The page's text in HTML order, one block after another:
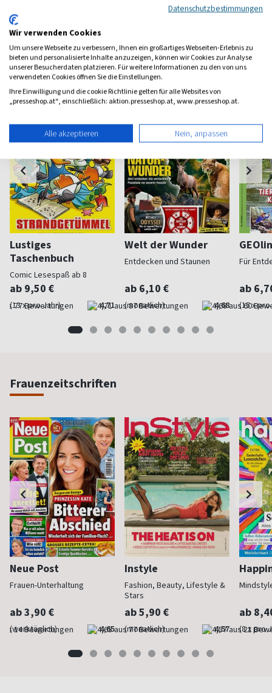
Weitere Kinder-Jugend-Magazine
Lustiges
Taschenbuch
Comic Lesespaß ab 8
ab 9,50 €
(13 x pro Jahr) 4,71
Welt der Wunder
Entdecken und Staunen
ab 6,10 €
(monatlich) 4,68
Für
ab
(15 x
Frauenzeitschriften
Neue Post
Frauen-Unterhaltung
ab 3,90 €
(werktäglich) 4,65
Instyle
Fashion, Beauty, Lifestyle &
Stars
ab 5,90 €
(monatlich) 4,57
ab
(8 x pro
Datenschutzbestimmungen
Wir verwenden Cookies
Um unsere Webseite zu verbessern, Ihnen ein großartiges Webseiten-Erlebnis zu
bieten und personalisierte Inhalte anzuzeigen, können wir Cookies zur Analyse
unserer Besucherdaten platzieren. Für weitere Informationen zu den von uns
verwendeten Cookies öffnen Sie die Einstellungen.
Ihre Einwilligung und die cookie Richtlinie gelten für alle Websites von
„presseshop.at“, einschließlich: aktion.presseshop.at, www.presseshop.at.
Alle akzeptieren Nein, anpassen